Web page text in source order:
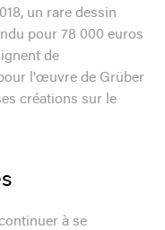
un rare dessin
pour 78 000 euros
de
l'œuvre de Grüber
créations sur le
à se